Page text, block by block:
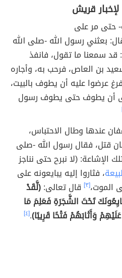
قريش
حتى مر على
بعثني رسول الله -صلى الله
قد سمعنا ما تقول، فانفذ
بن العاص، فرحب به، وأجاره
عرضوا عليه أن يطوف بالبيت،
أن يطوف حتى يطوف رسول
عندها وطال الاحتباس،
قتل، فقال رسول الله -صلى
الإشاعة: (لا نبرح حتى نناجز
، فثاروا إليه يبايعونه على
الموت،[٣] قال تعالى:(لَّقَدْ
تَحْتَ الشَّجَرَةِ فَعَلِمَ مَا
وَأَثَابَهُمْ فَتْحًا قَرِيبًا).[٤]